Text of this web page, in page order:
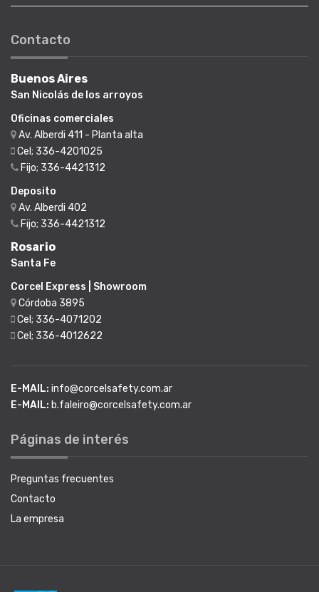
Contacto
Buenos Aires
San Nicolás de los arroyos
Oficinas comerciales
Av. Alberdi 411 - Planta alta
Cel; 336-4201025
Fijo; 336-4421312
Deposito
Av. Alberdi 402
Fijo; 336-4421312
Rosario
Santa Fe
Corcel Express | Showroom
Córdoba 3895
Cel; 336-4071202
Cel; 336-4012622
E-MAIL: info@corcelsafety.com.ar
E-MAIL: b.faleiro@corcelsafety.com.ar
Páginas de interés
Preguntas frecuentes
Contacto
La empresa